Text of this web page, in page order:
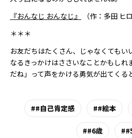
『おんなじ おんなじ』
（作：多田 ヒ
＊＊＊
お友だちはたくさん、じゃなくてもい
なるきっかけはささいなことかもしれ
だね」って声をかける勇気が出てくる
#自己肯定感 #絵本
#6歳